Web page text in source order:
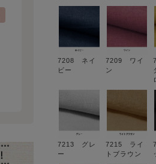
7208 ネイ
ビー
7209 ワイ
ン
7213 グレ
ー
7215 ライ
トブラウン